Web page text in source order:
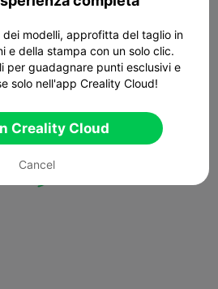
modelli, approfitta del taglio in
e della stampa con un solo clic.
per guadagnare punti esclusivi e
solo nell'app Creality Cloud!
Creality Cloud
Cancel